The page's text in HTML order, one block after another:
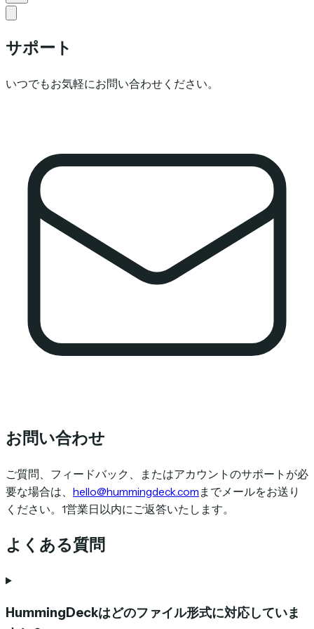
サポート
いつでもお気軽にお問い合わせください。
お問い合わせ
ご質問、フィードバック、またはアカウントのサポートが必
要な場合は、 hello@hummingdeck.com までメールをお送り
ください。1営業日以内にご返答いたします。
よくある質問
HummingDeckはどのファイル形式に対応していま